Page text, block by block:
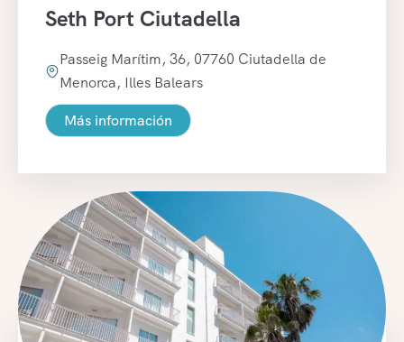
Seth Port Ciutadella
Passeig Marítim, 36, 07760 Ciutadella de
Menorca, Illes Balears
Más información